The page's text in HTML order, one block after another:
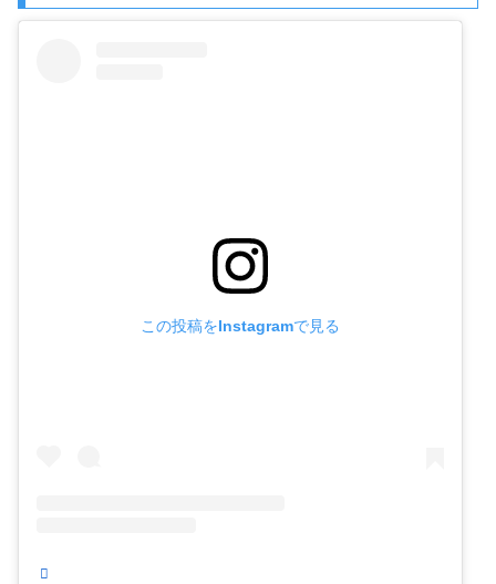
この投稿をInstagramで見る